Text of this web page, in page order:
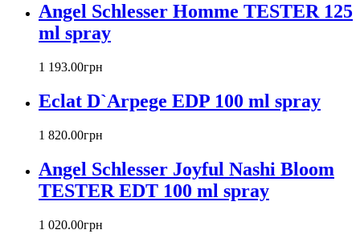
Byblos
Byredo
Cacharel
Calvin Klein
Carla Fracci
Carolina Herrera
Cartier
Chanel
Chevignon
Angel Schlesser Homme TESTER 125
ml spray
1 193.00грн
Eclat D`Arpege EDP 100 ml spray
1 820.00грн
Angel Schlesser Joyful Nashi Bloom
TESTER EDT 100 ml spray
1 020.00грн